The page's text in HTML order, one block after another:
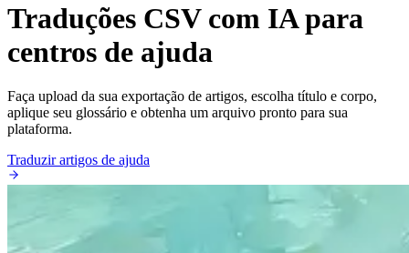
Traduções CSV com IA para
centros de ajuda
Faça upload da sua exportação de artigos, escolha título e corpo,
aplique seu glossário e obtenha um arquivo pronto para sua
plataforma.
Traduzir artigos de ajuda